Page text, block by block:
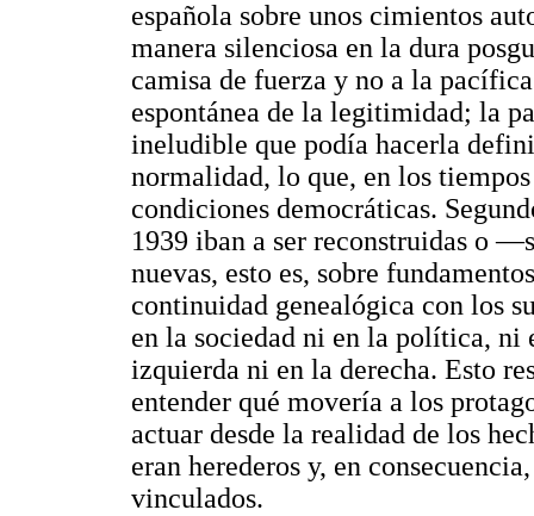
española sobre unos cimientos
manera silenciosa en la dura
camisa de fuerza y no a la
espontánea de la legitimidad; la
ineludible que podía hacerla
normalidad, lo que, en los
condiciones democráticas.
1939 iban a ser reconstruidas o
nuevas, esto es, sobre
continuidad genealógica con los
en la sociedad ni en la política, ni
izquierda ni en la derecha. Esto
entender qué movería a los
actuar desde la realidad de los
eran herederos y, en
vinculados.